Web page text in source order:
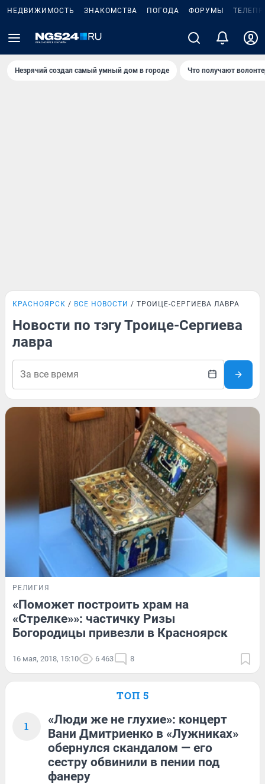
НЕДВИЖИМОСТЬ ЗНАКОМСТВА ПОГОДА ФОРУМЫ
Незрячий создал самый умный дом в городе Что получают
КРАСНОЯРСК ВСЕ НОВОСТИ ТРОИЦЕ-СЕРГИЕВА ЛАВРА
Новости по тэгу Троице-Сергиева
лавра
РЕЛИГИЯ
«Поможет построить храм на
«Стрелке»»: частичку Ризы
Богородицы привезли в Красноярск
16 мая, 2018, 15:10 6 463 8
ТОП 5
1
«Люди же не глухие»: концерт
Вани Дмитриенко в «Лужниках»
обернулся скандалом — его
сестру обвинили в пении под
фанеру